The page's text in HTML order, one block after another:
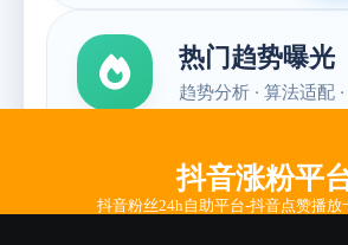
抖音涨粉平
抖音粉丝24h自助平台-抖音点赞播放